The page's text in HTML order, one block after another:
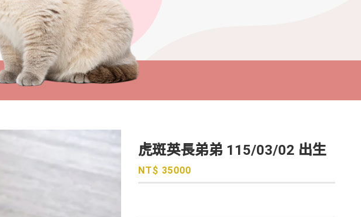
虎斑英長弟弟 115/03/02 出生
NT$ 35000